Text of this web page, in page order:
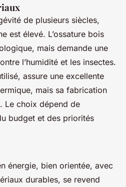
de plusieurs siècles,
est élevé. L’ossature bois
mais demande une
l’humidité et les insectes.
assure une excellente
mais sa fabrication
Le choix dépend de
budget et des priorités
énergie, bien orientée, avec
durables, se revend